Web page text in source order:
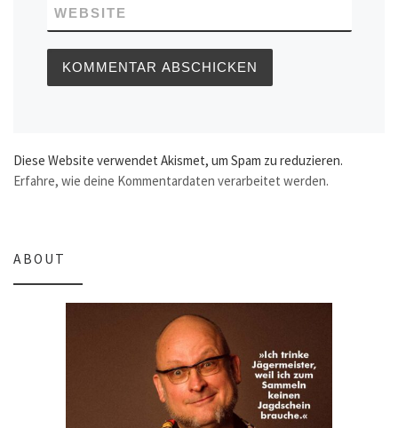
WEBSITE
Diese Website verwendet Akismet, um Spam zu reduzieren.
Erfahre, wie deine Kommentardaten verarbeitet werden.
ABOUT